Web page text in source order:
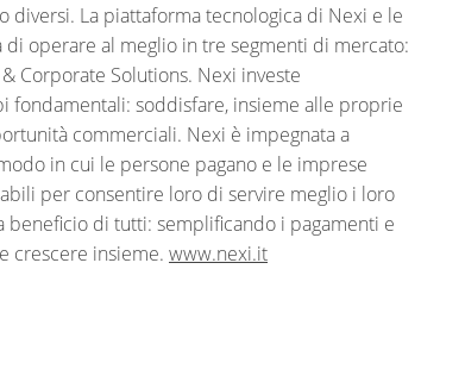
diversi. La piattaforma tecnologica di Nexi e le
operare al meglio in tre segmenti di mercato:
Corporate Solutions. Nexi investe
fondamentali: soddisfare, insieme alle proprie
commerciali. Nexi è impegnata a
in cui le persone pagano e le imprese
per consentire loro di servire meglio i loro
di tutti: semplificando i pagamenti e
crescere insieme. www.nexi.it